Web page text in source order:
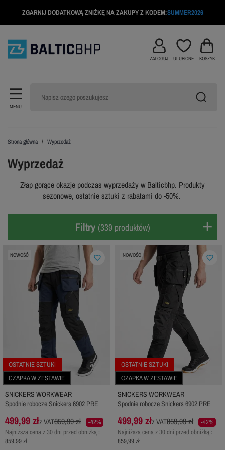
ZGARNIJ DODATKOWĄ ZNIŻKĘ NA ZAKUPY Z KODEM:SUMMER2026
MENU
ZALOGUJ ULUBIONE KOSZYK
Strona główna Wyprzedaż
Wyprzedaż
Złap gorące okazje podczas wyprzedaży w Balticbhp. Produkty
sezonowe, ostatnie sztuki z rabatami do -50%.
Filtry (339 produktów)
NOWOŚĆ
OSTATNIE SZTUKI
CZAPKA W ZESTAWIE
SNICKERS WORKWEAR
Spodnie robocze Snickers 6902 PRE
499,99 złz VAT859,99 zł
-42%
Najniższa cena z 30 dni przed obniżką :
859,99 zł
favorite_border NOWOŚĆ
OSTATNIE SZTUKI
CZAPKA W ZESTAWIE
SNICKERS WORKWEAR
Spodnie robocze Snickers 6902 PRE
499,99 złz VAT859,99 zł
-42%
Najniższa cena z 30 dni przed obniżką :
859,99 zł
favorite_border